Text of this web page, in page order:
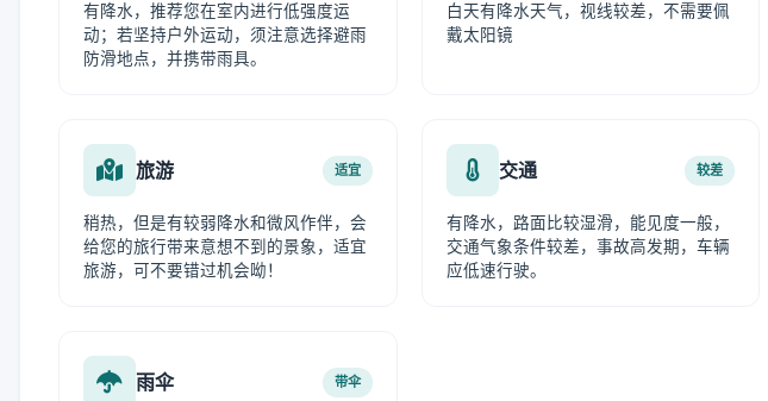
有降水，推荐您在室内进行低强度运
动；若坚持户外运动，须注意选择避雨
防滑地点，并携带雨具。
白天有降水天气，视线较差，不需要佩
戴太阳镜
旅游 适宜
稍热，但是有较弱降水和微风作伴，会
给您的旅行带来意想不到的景象，适宜
旅游，可不要错过机会呦！
交通 较差
有降水，路面比较湿滑，能见度一般，
交通气象条件较差，事故高发期，车辆
应低速行驶。
雨伞 带伞